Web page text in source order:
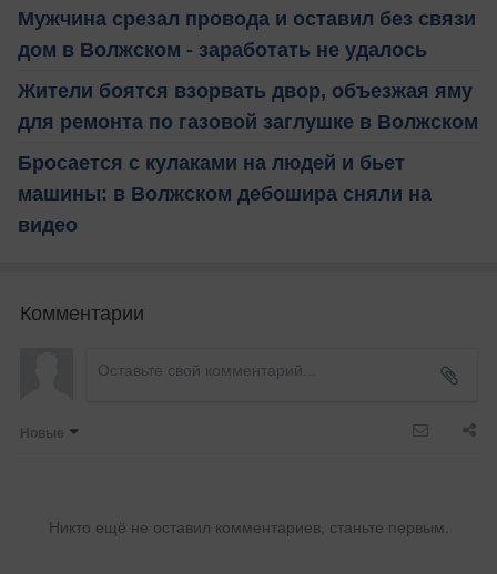
Мужчина срезал провода и оставил без связи
дом в Волжском - заработать не удалось
Жители боятся взорвать двор, объезжая яму
для ремонта по газовой заглушке в Волжском
Бросается с кулаками на людей и бьет
машины: в Волжском дебошира сняли на
видео
Комментарии
Новые
Никто ещё не оставил комментариев, станьте первым.